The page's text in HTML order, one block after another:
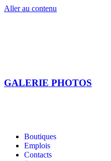
Aller au contenu
GALERIE PHOTOS
Boutiques
Emplois
Contacts